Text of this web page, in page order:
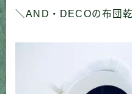
＼AND・DECOの布団